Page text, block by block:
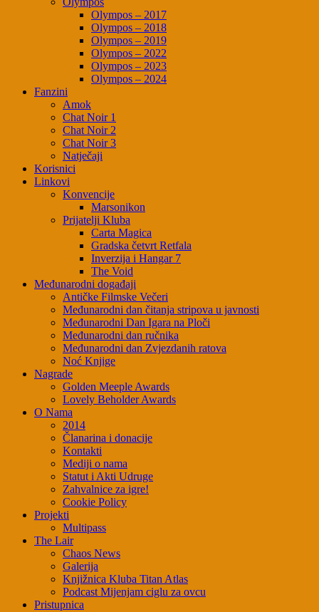
Olympos – 2017
Olympos – 2018
Olympos – 2019
Olympos – 2022
Olympos – 2023
Olympos – 2024
Fanzini
Amok
Chat Noir 1
Chat Noir 2
Chat Noir 3
Natječaji
Korisnici
Linkovi
Konvencije
Marsonikon
Prijatelji Kluba
Carta Magica
Gradska četvrt Retfala
Inverzija i Hangar 7
The Void
Međunarodni događaji
Antičke Filmske Večeri
Međunarodni dan čitanja stripova u javnosti
Međunarodni Dan Igara na Ploči
Međunarodni dan ručnika
Međunarodni dan Zvjezdanih ratova
Noć Knjige
Nagrade
Golden Meeple Awards
Lovely Beholder Awards
O Nama
2014
Članarina i donacije
Kontakti
Mediji o nama
Statut i Akti Udruge
Zahvalnice za igre!
Cookie Policy
Projekti
Multipass
The Lair
Chaos News
Galerija
Knjižnica Kluba Titan Atlas
Podcast Mijenjam ciglu za ovcu
Pristupnica